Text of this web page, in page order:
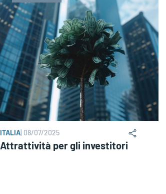
ITALIA 08/07/2025
Attrattività per gli investitori